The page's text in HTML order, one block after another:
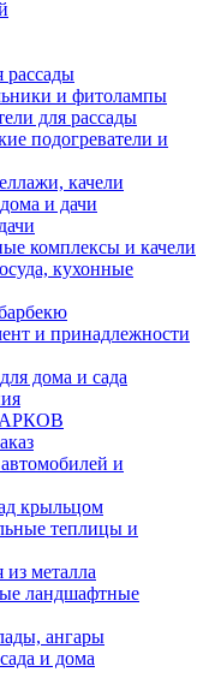
и фитолампы
для рассады
подогреватели и
качели
и дачи
комплексы и качели
кухонные
и принадлежности
дома и сада
и
крыльцом
теплицы и
металла
ландшафтные
ангары
и дома